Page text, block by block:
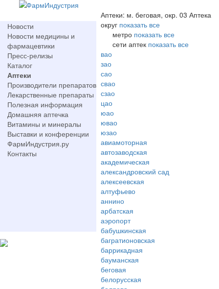
Новости
Новости медицины и
фармацевтики
Пресс-релизы
Каталог
Аптеки
Производители препаратов
Лекарственные препараты
Полезная информация
Домашняя аптечка
Витамины и минералы
Выставки и конференции
ФармИндустрия.ру
Контакты
Аптеки: м. беговая, окр. 03 Аптека
округ показать все
метро показать все
сети аптек показать все
вао
зао
сао
свао
сзао
цао
юао
ювао
юзао
авиамоторная
автозаводская
академическая
александровский сад
алексеевская
алтуфьево
аннино
арбатская
аэропорт
бабушкинская
багратионовская
баррикадная
бауманская
беговая
белорусская